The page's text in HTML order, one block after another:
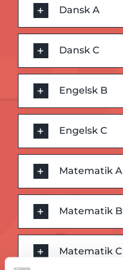
Dansk A
Dansk C
Engelsk B
Engelsk C
Matematik A
Matematik B
Matematik C